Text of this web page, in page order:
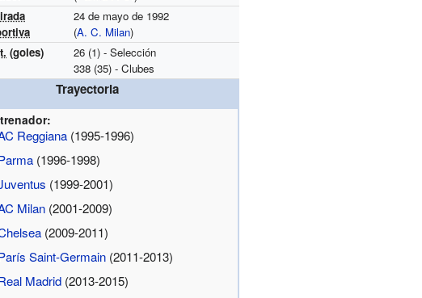
24 de mayo de 1992
(A. C. Milan)
(goles)
26 (1) - Selección
338 (35) - Clubes
Trayectoria
Reggiana (1995-1996)
(1996-1998)
(1999-2001)
Milan (2001-2009)
(2009-2011)
Saint-Germain (2011-2013)
Madrid (2013-2015)